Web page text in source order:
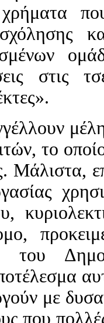
στις
το
Μάλιστα,
του
με
που